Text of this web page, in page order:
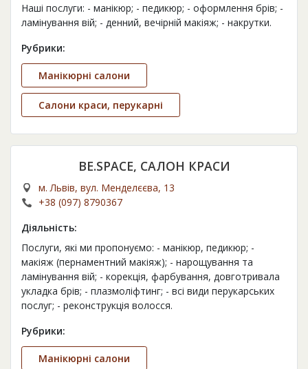
Наші послуги: - манікюр; - педикюр; - оформлення брів; -
ламінування вій; - денний, вечірній макіяж; - накрутки.
Рубрики:
Манікюрні салони
Салони краси, перукарні
BE.SPACE, САЛОН КРАСИ
м. Львів, вул. Менделєєва, 13
+38 (097) 8790367
Діяльність:
Послуги, які ми пропонуємо: - манікюр, педикюр; -
макіяж (пернаментний макіяж); - нарощування та
ламінування вій; - корекція, фарбування, довготривала
укладка брів; - плазмоліфтинг; - всі види перукарських
послуг; - реконструкція волосся.
Рубрики:
Манікюрні салони